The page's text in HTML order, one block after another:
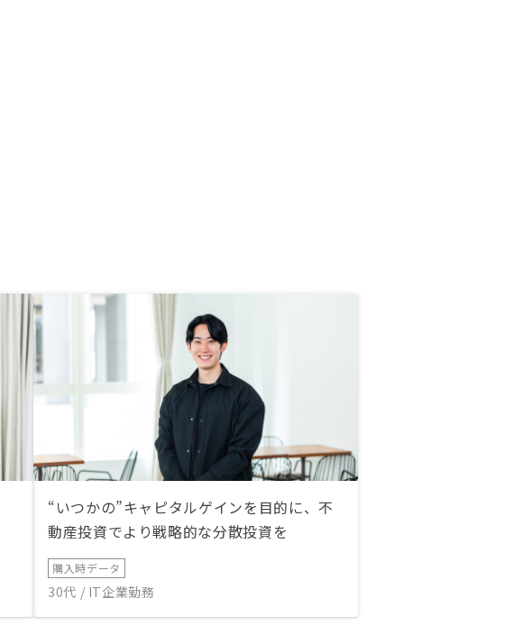
“いつかの”キャピタルゲインを目的に、不
動産投資でより戦略的な分散投資を
購入時データ
30代 / IT企業勤務